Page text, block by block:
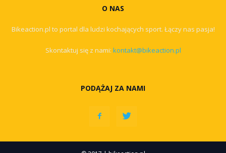
O NAS
Bikeaction.pl to portal dla ludzi kochających sport. Łączy nas pasja!
Skontaktuj się z nami: kontakt@bikeaction.pl
PODĄŻAJ ZA NAMI